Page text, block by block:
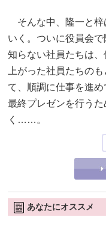
そんな中、隆一と梓
いく。ついに役員会
知らない社員たちは
上がった社員たちの
て、順調に仕事を進め
最終プレゼンを行う
く……。
あなたにオススメ